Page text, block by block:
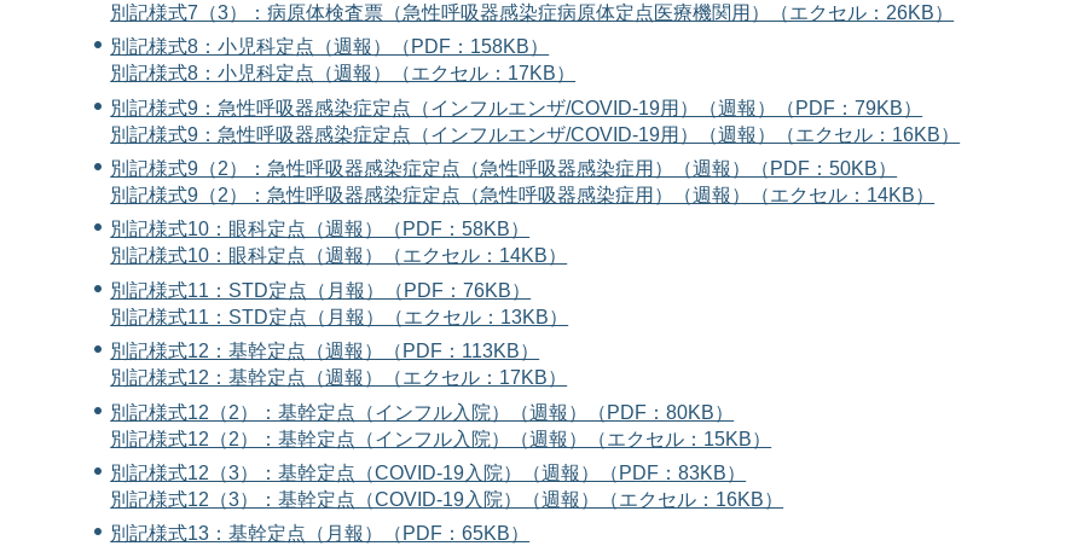
別記様式7（3）：病原体検査票（急性呼吸器感染症病原体定点医療機関用）（エクセル：26KB）
別記様式8：小児科定点（週報）（PDF：158KB）
別記様式8：小児科定点（週報）（エクセル：17KB）
別記様式9：急性呼吸器感染症定点（インフルエンザ/COVID-19用）（週報）（PDF：79KB）
別記様式9：急性呼吸器感染症定点（インフルエンザ/COVID-19用）（週報）（エクセル：16KB）
別記様式9（2）：急性呼吸器感染症定点（急性呼吸器感染症用）（週報）（PDF：50KB）
別記様式9（2）：急性呼吸器感染症定点（急性呼吸器感染症用）（週報）（エクセル：14KB）
別記様式10：眼科定点（週報）（PDF：58KB）
別記様式10：眼科定点（週報）（エクセル：14KB）
別記様式11：STD定点（月報）（PDF：76KB）
別記様式11：STD定点（月報）（エクセル：13KB）
別記様式12：基幹定点（週報）（PDF：113KB）
別記様式12：基幹定点（週報）（エクセル：17KB）
別記様式12（2）：基幹定点（インフル入院）（週報）（PDF：80KB）
別記様式12（2）：基幹定点（インフル入院）（週報）（エクセル：15KB）
別記様式12（3）：基幹定点（COVID-19入院）（週報）（PDF：83KB）
別記様式12（3）：基幹定点（COVID-19入院）（週報）（エクセル：16KB）
別記様式13：基幹定点（月報）（PDF：65KB）